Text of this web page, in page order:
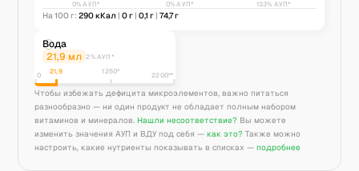
0% АУП*
0% АУП*
133% АУП*
На 100 г: 290кКал | 0г | 0,1 г | 74,7г
Вода
21,9 мл 2% АУП*
0 21,9 1250* 2200**
Чтобы избежать дефицита микроэлементов, важно питаться
разнообразно — ни один продукт не обладает полным набором
витаминов и минералов. Нашли несоответствие? Вы можете
изменить значения АУП и ВДУ под себя — как это? Также можно
настроить, какие нутриенты показывать в списках — подробнее